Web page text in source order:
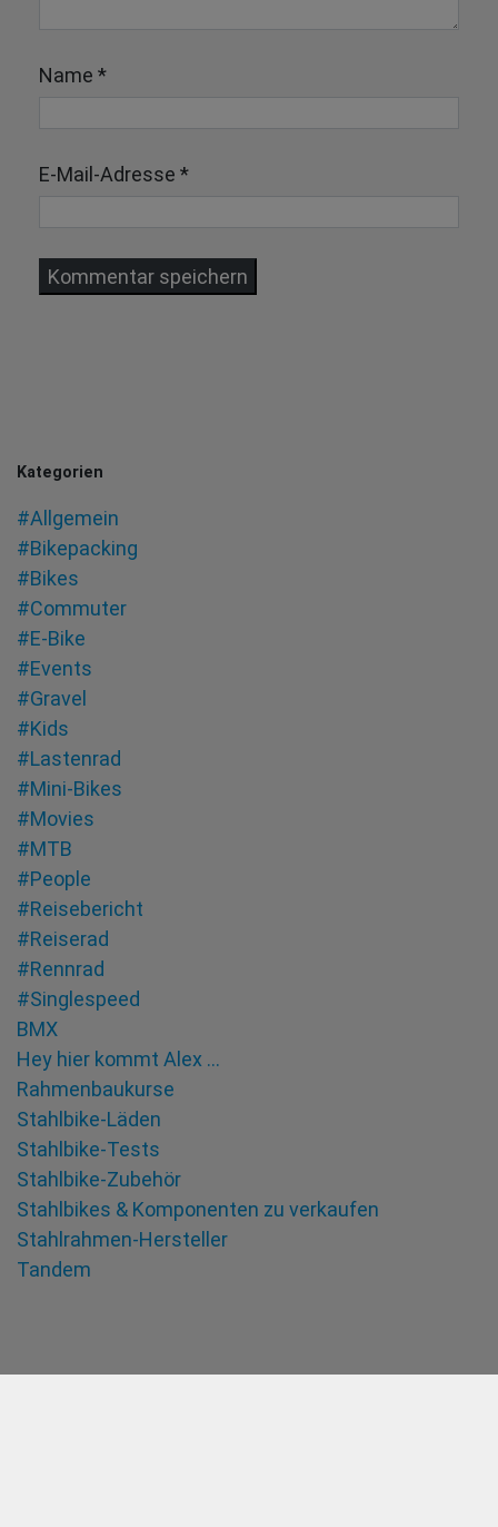
Name *
E-Mail-Adresse *
Kategorien
#Allgemein
#Bikepacking
#Bikes
#Commuter
#E-Bike
#Events
#Gravel
#Kids
#Lastenrad
#Mini-Bikes
#Movies
#MTB
#People
#Reisebericht
#Reiserad
#Rennrad
#Singlespeed
BMX
Hey hier kommt Alex …
Rahmenbaukurse
Stahlbike-Läden
Stahlbike-Tests
Stahlbike-Zubehör
Stahlbikes & Komponenten zu verkaufen
Stahlrahmen-Hersteller
Tandem